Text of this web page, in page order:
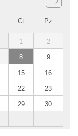
Ct Pz
1 2
8 9
15 16
22 23
29 30